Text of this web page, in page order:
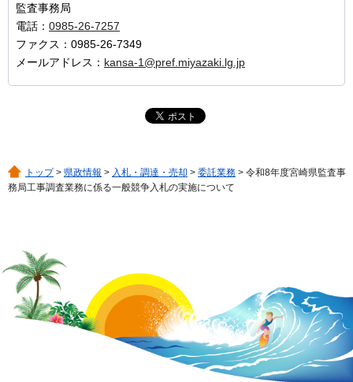
監査事務局
電話： 0985-26-7257
ファクス：0985-26-7349
メールアドレス： kansa-1@pref.miyazaki.lg.jp
トップ> 県政情報 > 入札・調達・売却 > 委託業務 > 令和8年度宮崎県監査事
務局工事調査業務に係る一般競争入札の実施について